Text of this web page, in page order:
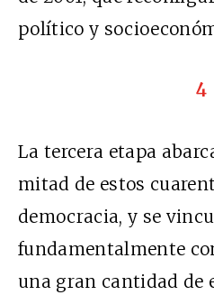
político y
4
La tercera etapa
mitad de estos
democracia, y se
fundamentalmente
una gran cantidad de